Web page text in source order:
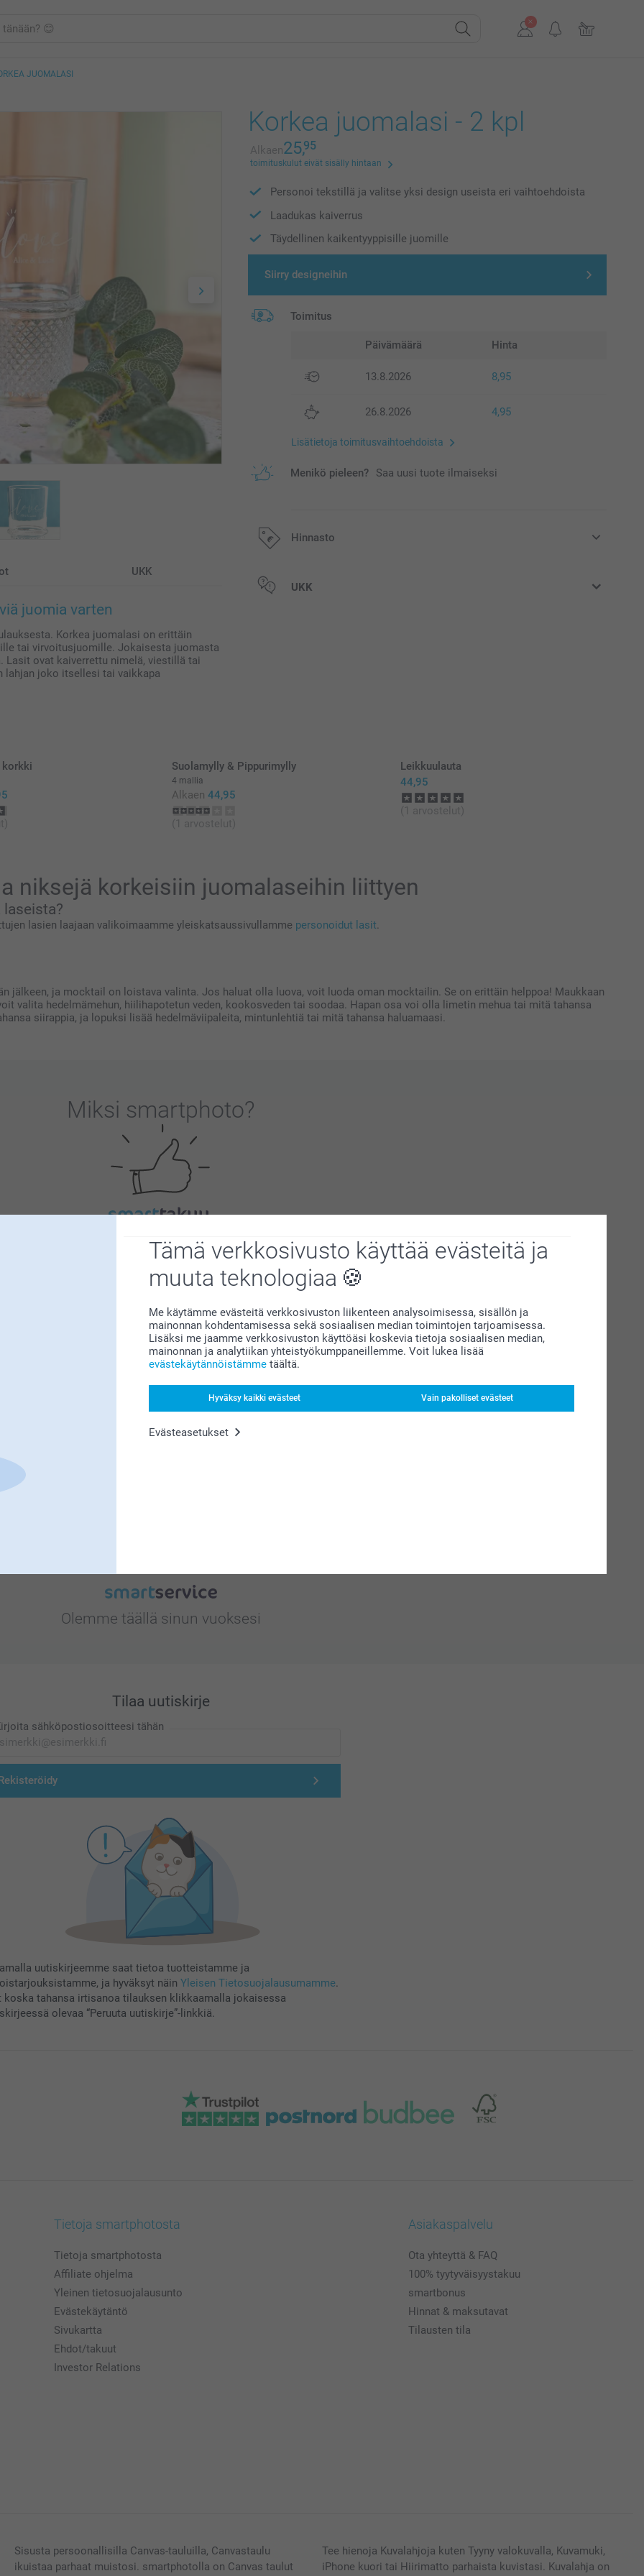
Tämä verkkosivusto käyttää evästeitä ja
muuta teknologiaa
Me käytämme evästeitä verkkosivuston liikenteen analysoimisessa, sisällön ja
mainonnan kohdentamisessa sekä sosiaalisen median toimintojen tarjoamisessa.
Lisäksi me jaamme verkkosivuston käyttöäsi koskevia tietoja sosiaalisen median,
mainonnan ja analytiikan yhteistyökumppaneillemme. Voit lukea lisää
evästekäytännöistämme täältä.
Hyväksy kaikki evästeet Vain pakolliset evästeet
Evästeasetukset
JUOMALASI
UKK
juomia varten
Korkea juomalasi on erittäin
tai virvoitusjuomille. Jokaisesta juomasta
ovat kaiverrettu nimelä, viestillä tai
lahjan joko itsellesi tai vaikkapa
Korkea juomalasi - 2 kpl
Alkaen25,95
toimituskulut eivät sisälly hintaan
Personoi tekstillä ja valitse yksi design useista eri vaihtoehdoista
Laadukas kaiverrus
Täydellinen kaikentyyppisille juomille
Siirry designeihin
Toimitus
Päivämäärä Hinta
13.8.2026 8,95
26.8.2026 4,95
Lisätietoja toimitusvaihtoehdoista
Menikö pieleen? Saa uusi tuote ilmaiseksi
Hinnasto
Kaikki hinnat ovat euroina, sisältävät arvonlisäveron ja eivät sisällä
UKK
korkki Suolamylly & Pippurimylly
4 mallia
Alkaen 44,95
(1 arvostelut)
Leikkuulauta
44,95
(1 arvostelut)
niksejä korkeisiin juomalaseihin liittyen
lasien laajaan valikoimaamme yleiskatsaussivullamme personoidut lasit.
jälkeen, ja mocktail on loistava valinta. Jos haluat olla luova, voit luoda oman mocktailin. Se on erittäin helppoa! Maukkaan
valita hedelmämehun, hiilihapotetun veden, kookosveden tai soodaa. Hapan osa voi olla limetin mehua tai mitä tahansa
siirappia, ja lopuksi lisää hedelmäviipaleita, mintunlehtiä tai mitä tahansa haluamaasi.
Miksi smartphoto?
Tyytyväisyystakuu
Bonusta kaikista tilauksista
Olemme täällä sinun vuoksesi
Tilaa uutiskirje
sähköpostiosoitteesi tähän
uutiskirjeemme saat tietoa tuotteistamme ja
ja hyväksyt näin Yleisen Tietosuojalausumamme.
koska tahansa irtisanoa tilauksen klikkaamalla jokaisessa
olevaa “Peruuta uutiskirje”-linkkiä.
Tietoja smartphotosta
Tietoja smartphotosta
Affiliate ohjelma
Yleinen tietosuojalausunto
Evästekäytäntö
Sivukartta
Ehdot/takuut
Investor Relations
Asiakaspalvelu
Ota yhteyttä & FAQ
100% tyytyväisyystakuu
smartbonus
Hinnat & maksutavat
Tilausten tila
Sisusta persoonallisilla Canvas-tauluilla, Canvastaulu
ikuistaa parhaat muistosi. smartphotolla on Canvas taulut
Tee hienoja Kuvalahjoja kuten Tyyny valokuvalla, Kuvamuki,
iPhone kuori tai Hiirimatto parhaista kuvistasi. Kuvalahja on